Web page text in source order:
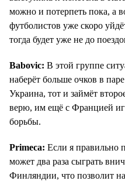
можно и потерпеть пока, а
футболистов уже скоро
тогда будет уже не до
Babovic: В этой группе
наберёт больше очков в
Украина, тот и займёт
верю, им ещё с Францией
борьбы.
Primeca: Если я правильно
может два раза сыграть
Финляндии, что позволит